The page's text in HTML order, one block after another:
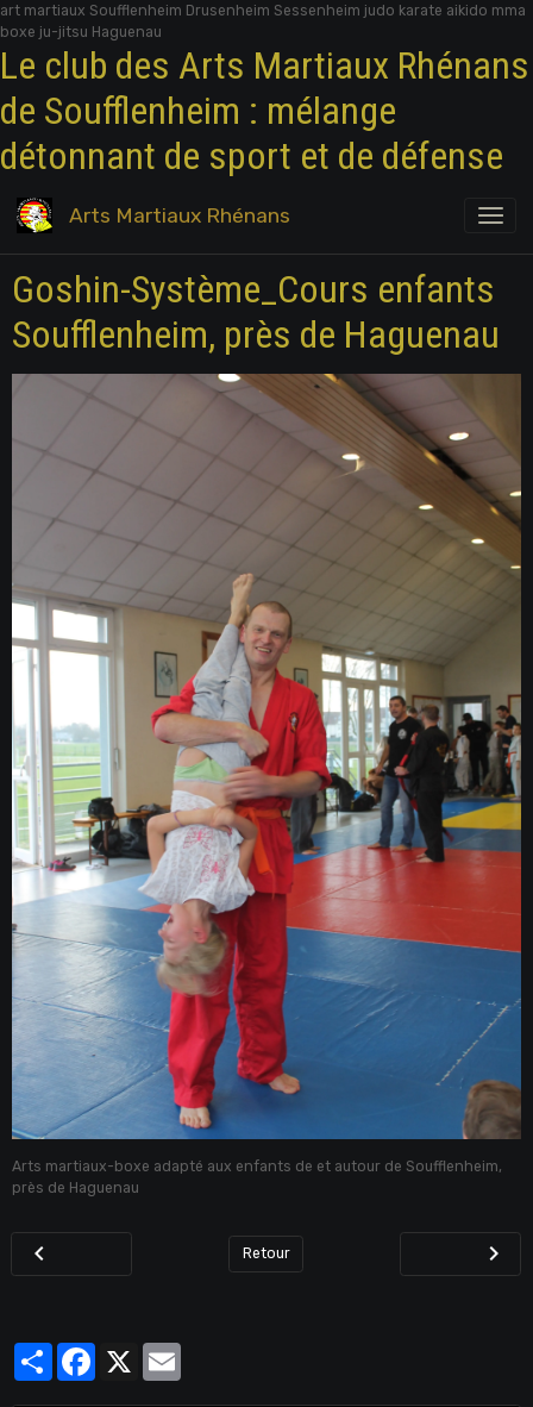
art martiaux Soufflenheim Drusenheim Sessenheim judo karate aikido mma
boxe ju-jitsu Haguenau
Le club des Arts Martiaux Rhénans
de Soufflenheim : mélange
détonnant de sport et de défense
Arts Martiaux Rhénans
Goshin-Système_Cours enfants
Soufflenheim, près de Haguenau
Arts martiaux-boxe adapté aux enfants de et autour de Soufflenheim,
près de Haguenau
Retour
PartagerFacebook
X